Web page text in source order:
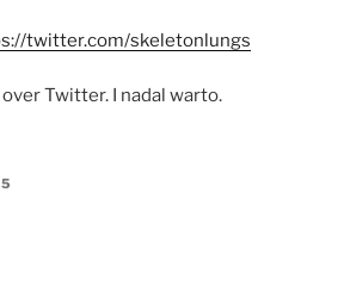
twitter.com/skeletonlungs
over Twitter. I nadal warto.